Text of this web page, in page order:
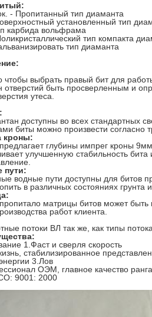
- Пропитанный тип диаманта
установленный тип
карбида вольфрама
тип компакта
тип диаманта
чтобы выбрать правый бит для
отверстий быть просверленным и
утеса.
доступны во всех стандартных
биты можно произвести согласно
кроны:
глубины импрег кроны
улучшенную стабильность
пути:
водные пути доступны для битов
в различных состояниях грунта
матрицы битов может
работ клиента.
потоки ВЛ так же, как типы
1.Фаст и сверля скорость
стабилизированное
3.Лов
ОЭМ, главное качество
9001: 2000